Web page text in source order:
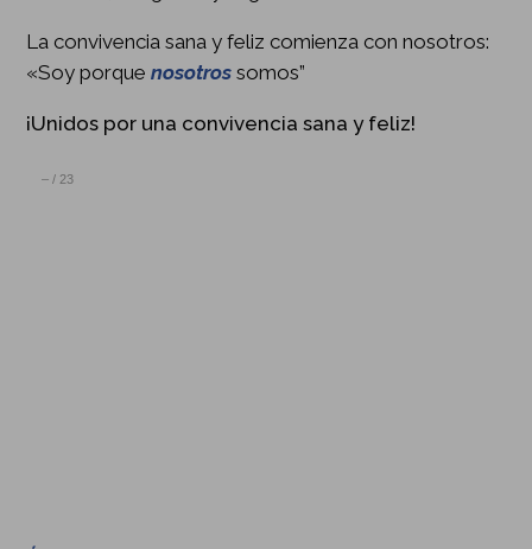
La convivencia sana y feliz comienza con nosotros:
«Soy porquenosotros somos”
¡Unidos por una convivencia sana y feliz!
– / 23